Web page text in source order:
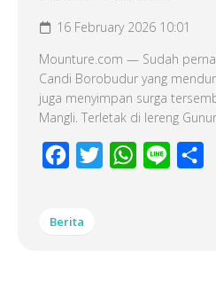
16 February 2026 10:01
Mounture.com — Sudah
Candi Borobudur yang
juga menyimpan surga
Mangli. Terletak di lereng
Facebook
Twitter WhatsApp
Line
Berita